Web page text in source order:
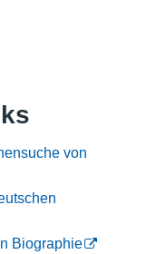
von
Biographie